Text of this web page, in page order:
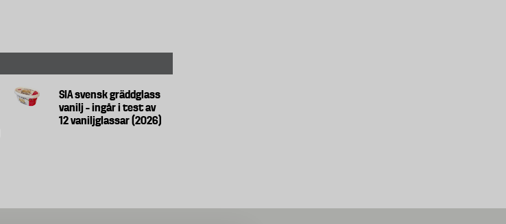
SIA svensk gräddglass
vanilj – ingår i test av
12 vaniljglassar (2026)